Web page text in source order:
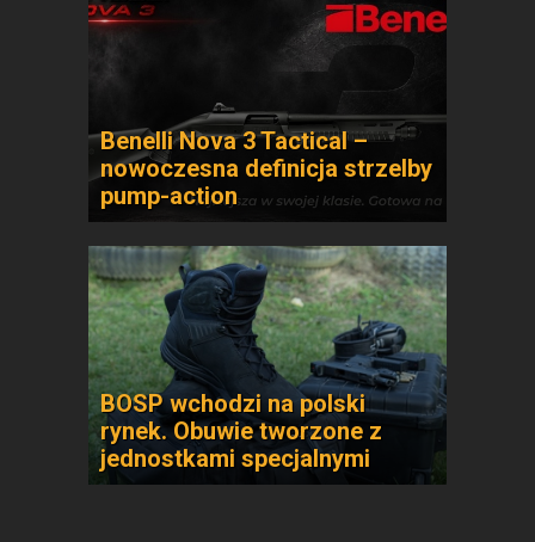
Benelli Nova 3 Tactical –
nowoczesna definicja strzelby
pump-action
BOSP wchodzi na polski
rynek. Obuwie tworzone z
jednostkami specjalnymi